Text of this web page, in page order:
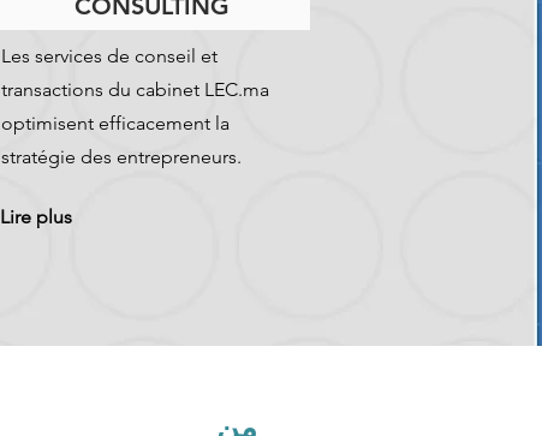
Les services de conseil et
transactions du cabinet LEC.ma
optimisent efficacement la
stratégie des entrepreneurs.
Lire plus
CONSULTING